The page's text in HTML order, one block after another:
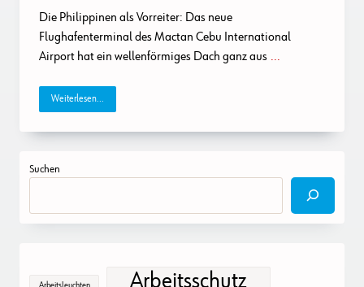
Richtigen
Verbindungstechnik
Ein
Flughafendach
Die Philippinen als Vorreiter: Das neue
Flughafenterminal des Mactan Cebu International
Airport hat ein wellenförmiges Dach ganz aus ...
Weiterlesen...
Suchen
Arbeitsschutz